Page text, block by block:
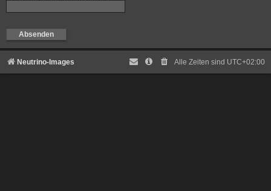
Neutrino-Images Alle Zeiten sind UTC+02:00